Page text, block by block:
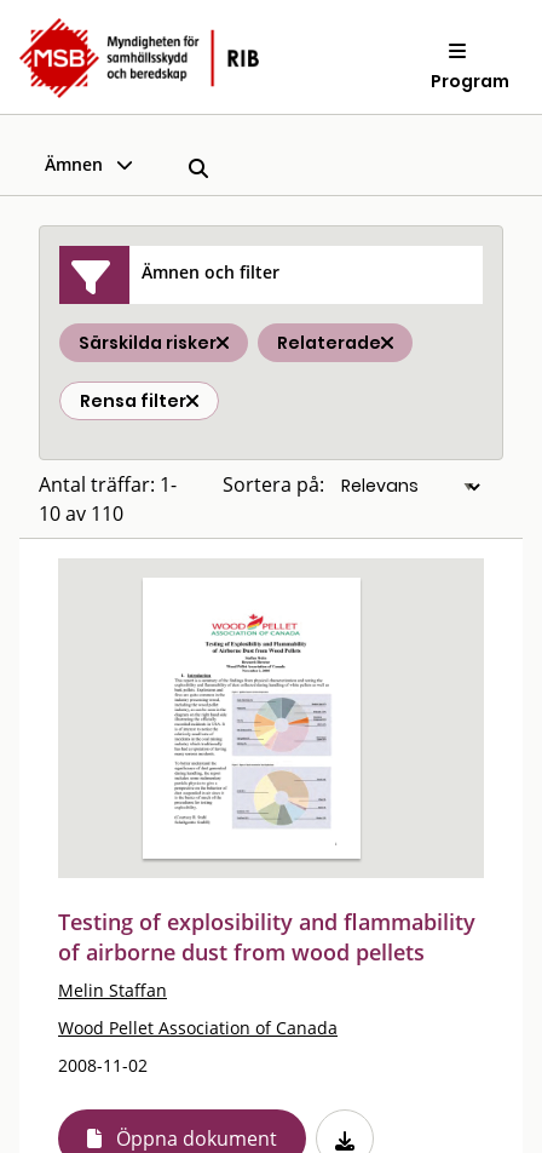
Program
Ämnen
Ämnen och filter
Särskilda risker Relaterade
Rensa filter
Antal träffar: 1-
10 av 110
Sortera på:
Testing of explosibility and flammability
of airborne dust from wood pellets
Melin Staffan
Wood Pellet Association of Canada
2008-11-02
Öppna dokument